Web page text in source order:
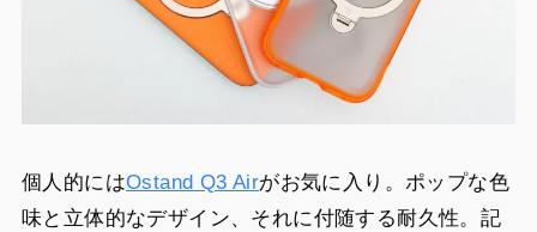
個人的にはOstand Q3 Airがお気に入り。ポップな色
味と立体的なデザイン、それに付随する耐久性。記